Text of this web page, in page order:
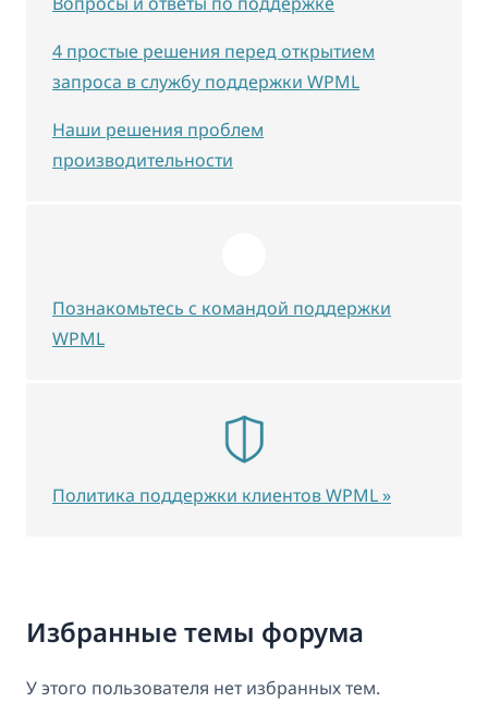
Избранные темы форума
У этого пользователя нет избранных тем.
4 простые решения перед открытием
запроса в службу поддержки WPML
Наши решения проблем
производительности
Познакомьтесь с командой поддержки
WPML
Политика поддержки клиентов WPML »